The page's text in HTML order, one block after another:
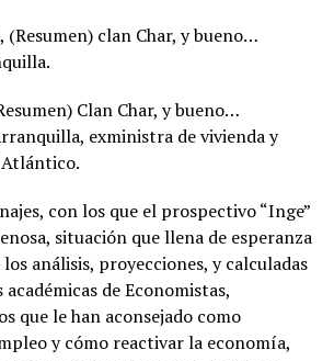
, (Resumen) clan Char, y bueno…
Clan Char, y bueno…
exministra de vivienda y
con los que el prospectivo “Inge”
situación que llena de esperanza
análisis, proyecciones, y calculadas
de Economistas,
que le han aconsejado como
y cómo reactivar la economía,